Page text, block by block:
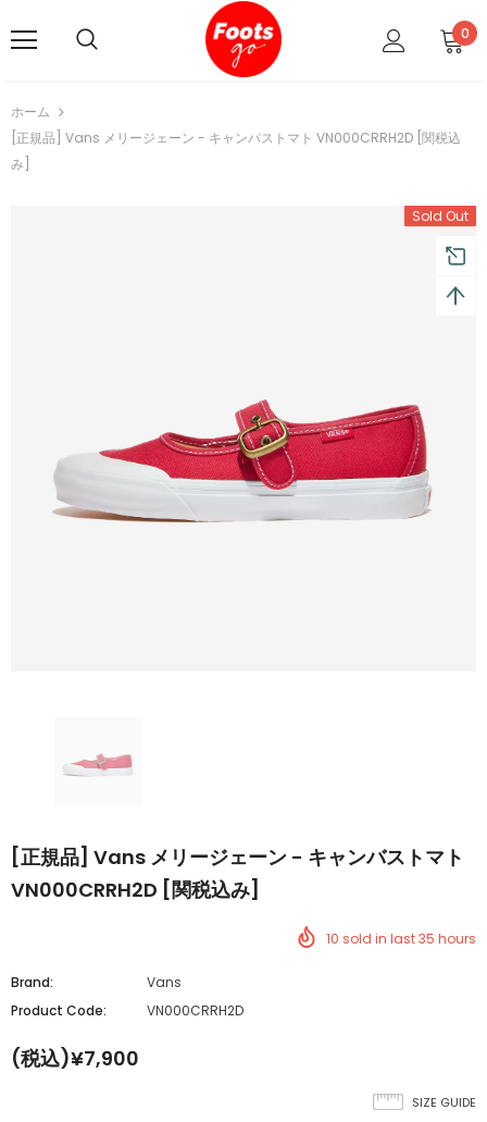
0
ホーム
[正規品] Vans メリージェーン - キャンバストマト VN000CRRH2D [関税込
み]
Sold Out
[正規品] Vans メリージェーン - キャンバストマト
VN000CRRH2D [関税込み]
10 sold in last35 hours
Brand:
Vans
Product Code:
VN000CRRH2D
(税込)¥7,900
SIZE GUIDE